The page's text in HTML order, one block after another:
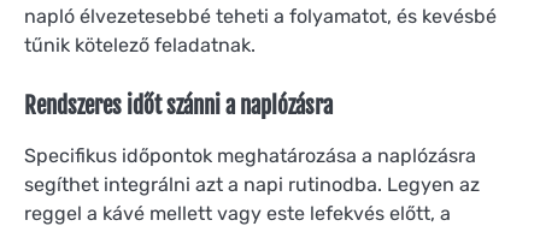
napló élvezetesebbé teheti a folyamatot, és kevésbé
tűnik kötelező feladatnak.
Rendszeres időt szánni a naplózásra
Specifikus időpontok meghatározása a naplózásra
segíthet integrálni azt a napi rutinodba. Legyen az
reggel a kávé mellett vagy este lefekvés előtt, a